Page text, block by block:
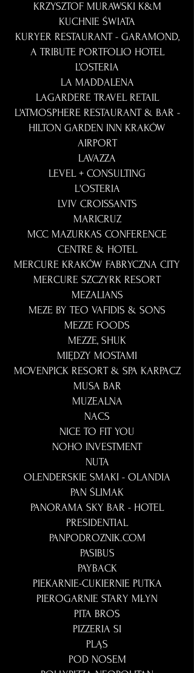
KRZYSZTOF MURAWSKI K&M
KUCHNIE ŚWIATA
KURYER RESTAURANT - GARAMOND,
A TRIBUTE PORTFOLIO HOTEL
L’OSTERIA
LA MADDALENA
LAGARDERE TRAVEL RETAIL
L'ATMOSPHERE RESTAURANT & BAR -
HILTON GARDEN INN KRAKÓW
AIRPORT
LAVAZZA
LEVEL + CONSULTING
L'OSTERIA
LVIV CROISSANTS
MARICRUZ
MCC MAZURKAS CONFERENCE
CENTRE & HOTEL
MERCURE KRAKÓW FABRYCZNA CITY
MERCURE SZCZYRK RESORT
MEZALIANS
MEZE BY TEO VAFIDIS & SONS
MEZZE FOODS
MEZZE, SHUK
MIĘDZY MOSTAMI
MOVENPICK RESORT & SPA KARPACZ
MUSA BAR
MUZEALNA
NACS
NICE TO FIT YOU
NOHO INVESTMENT
NUTA
OLENDERSKIE SMAKI - OLANDIA
PAN ŚLIMAK
PANORAMA SKY BAR - HOTEL
PRESIDENTIAL
PANPODROZNIK.COM
PASIBUS
PAYBACK
PIEKARNIE-CUKIERNIE PUTKA
PIEROGARNIE STARY MŁYN
PITA BROS
PIZZERIA SI
PLĄS
POD NOSEM